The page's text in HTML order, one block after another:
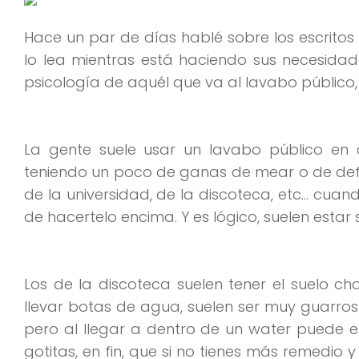
Hace un par de días hablé sobre los
lo lea mientras está haciendo sus
psicología de aquél que va al lavabo
La gente suele usar un lavabo público
teniendo un poco de ganas de mear o de
de la universidad, de la discoteca, etc…
de hacertelo encima. Y es lógico, suelen
Los de la discoteca suelen tener el suelo
llevar botas de agua, suelen ser muy
pero al llegar a dentro de un water puede
gotitas, en fin, que si no tienes más remedio